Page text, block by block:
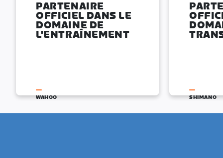
PARTENAIRE
OFFICIEL DANS LE
DOMAINE DE
L'ENTRAÎNEMENT
WAHOO SHIMANO